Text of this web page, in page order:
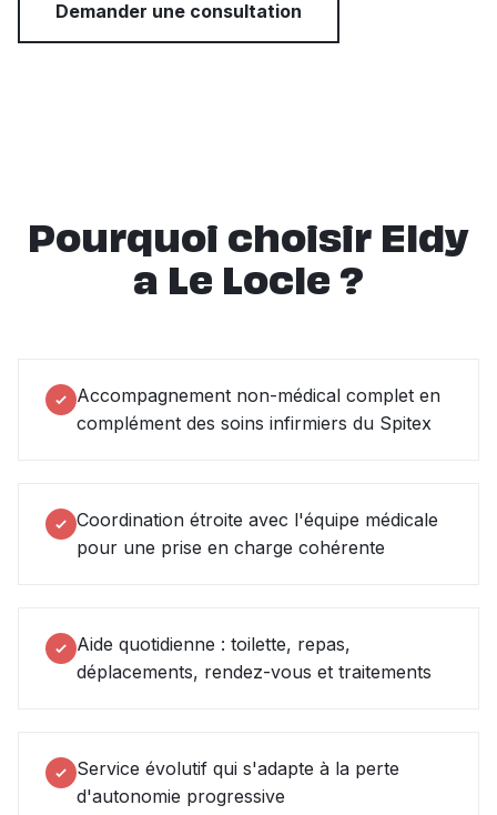
Demander une consultation
Pourquoi choisir Eldy
a Le Locle ?
Accompagnement non-médical complet en
complément des soins infirmiers du Spitex
Coordination étroite avec l'équipe médicale
pour une prise en charge cohérente
Aide quotidienne : toilette, repas,
déplacements, rendez-vous et traitements
Service évolutif qui s'adapte à la perte
d'autonomie progressive